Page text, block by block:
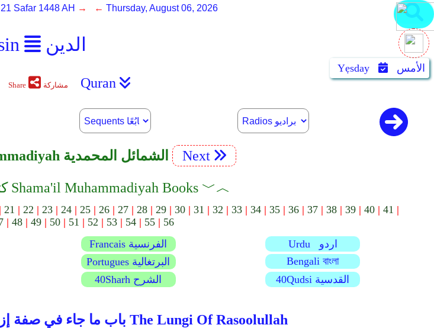
الدين
Safar 1448 AH → ← Thursday, August 06, 2026
Yẹsday الأمس
Share مشاركة Quran
Shama'il Muhammadiyah الشمائل المحمدية Next
︿﹀ كتب الشمائل المحمدية Shama'il Muhammadiyah Books ﹀︿
| 21 | 22 | 23 | 24 | 25 | 26 | 27 | 28 | 29 | 30 | 31 | 32 | 33 | 34 | 35 | 36 | 37 | 38 | 39 | 40 | 41 |
| 48 | 49 | 50 | 51 | 52 | 53 | 54 | 55 | 56
Francais الفرنسية
Portugues البرتغالية
Bengali বাংলা
40Sharh الشرح 40Qudsi القدسية
باب ما جاء في صفة إزار رسول الله صلى الله عليه وسلم 18 The Lungi Of Rasoolullah